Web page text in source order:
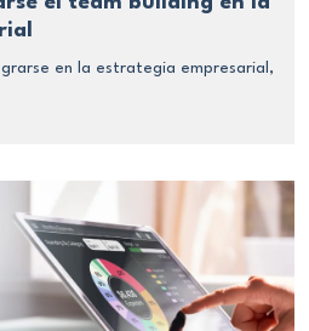
en la estrategia empresarial,